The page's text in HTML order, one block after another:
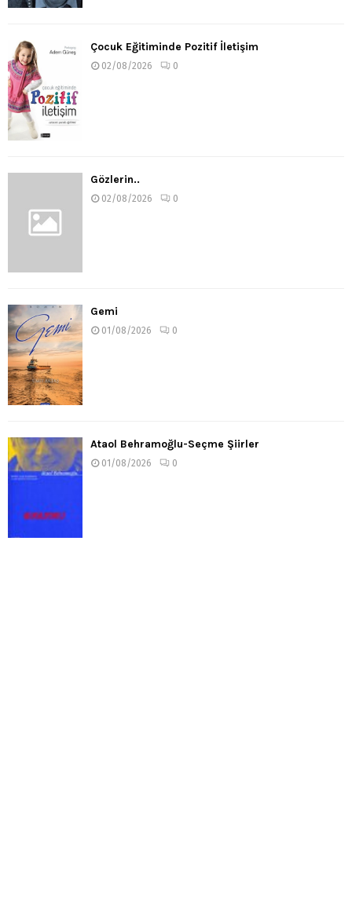
Çocuk Eğitiminde Pozitif İletişim
02/08/2026 0
Gözlerin..
02/08/2026 0
Gemi
01/08/2026 0
Ataol Behramoğlu-Seçme Şiirler
01/08/2026 0